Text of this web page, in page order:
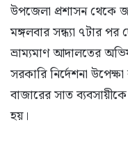
উপজেলা প্রশাসন থেকে
মঙ্গলবার সন্ধ্যা ৭টার
ভ্রাম্যমাণ আদালতের
সরকারি নির্দেশনা
বাজারের সাত
হয়।